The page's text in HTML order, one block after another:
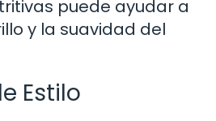
puede ayudar a
y la suavidad del
Estilo